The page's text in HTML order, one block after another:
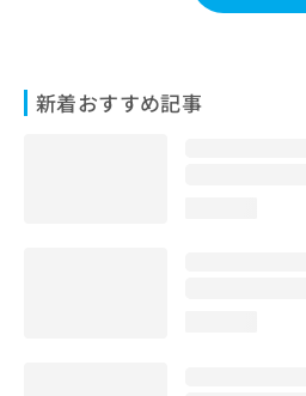
新着おすすめ記事
合
わ